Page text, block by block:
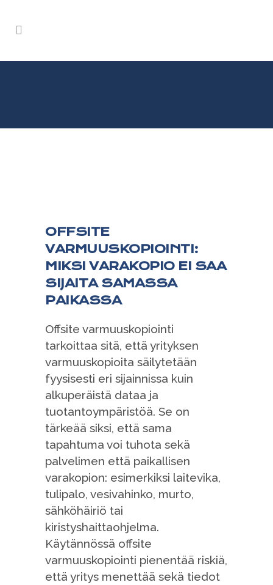
OFFSITE
VARMUUSKOPIOINTI:
MIKSI VARAKOPIO EI SAA
SIJAITA SAMASSA
PAIKASSA
Offsite varmuuskopiointi
tarkoittaa sitä, että yrityksen
varmuuskopioita säilytetään
fyysisesti eri sijainnissa kuin
alkuperäistä dataa ja
tuotantoympäristöä. Se on
tärkeää siksi, että sama
tapahtuma voi tuhota sekä
palvelimen että paikallisen
varakopion: esimerkiksi laitevika,
tulipalo, vesivahinko, murto,
sähköhäiriö tai
kiristyshaittaohjelma.
Käytännössä offsite
varmuuskopiointi pienentää riskiä,
että yritys menettää sekä tiedot